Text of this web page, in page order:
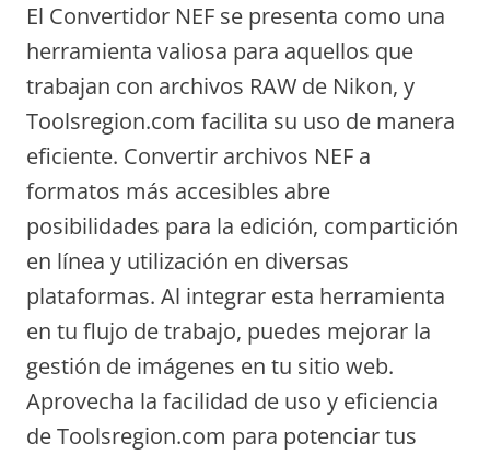
El Convertidor NEF se presenta como una
herramienta valiosa para aquellos que
trabajan con archivos RAW de Nikon, y
Toolsregion.com facilita su uso de manera
eficiente. Convertir archivos NEF a
formatos más accesibles abre
posibilidades para la edición, compartición
en línea y utilización en diversas
plataformas. Al integrar esta herramienta
en tu flujo de trabajo, puedes mejorar la
gestión de imágenes en tu sitio web.
Aprovecha la facilidad de uso y eficiencia
de Toolsregion.com para potenciar tus